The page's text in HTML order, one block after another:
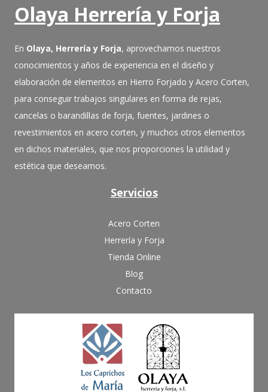
Olaya Herrería y Forja
En Olaya, Herrería y Forja, aprovechamos nuestros
conocimientos y años de experiencia en el diseño y
elaboración de elementos en Hierro Forjado y Acero Corten,
para conseguir trabajos singulares en forma de rejas,
cancelas o barandillas de forja, fuentes, jardines o
revestimientos en acero corten, y muchos otros elementos
en dichos materiales, que nos proporciones la utilidad y
estética que deseamos.
Servicios
Acero Corten
Herrería y Forja
Tienda Online
Blog
Contacto